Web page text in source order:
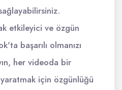
etkileyici ve özgün
başarılı olmanızı
her videoda bir
yaratmak için özgünlüğü